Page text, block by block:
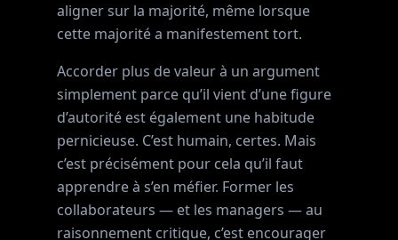
aligner sur la majorité, même lorsque
cette majorité a manifestement tort.
Accorder plus de valeur à un argument
simplement parce qu’il vient d’une figure
d’autorité est également une habitude
pernicieuse. C’est humain, certes. Mais
c’est précisément pour cela qu’il faut
apprendre à s’en méfier. Former les
collaborateurs — et les managers — au
raisonnement critique, c’est encourager